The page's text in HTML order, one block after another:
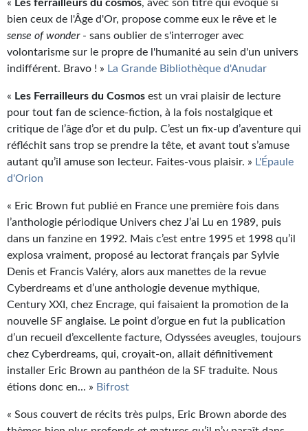
« Les ferrailleurs du cosmos, avec son titre qui évoque si
bien ceux de l'Âge d'Or, propose comme eux le rêve et le
sense of wonder- sans oublier de s'interroger avec
volontarisme sur le propre de l'humanité au sein d'un univers
indifférent. Bravo ! » La Grande Bibliothèque d'Anudar
« Les Ferrailleurs du Cosmos est un vrai plaisir de lecture
pour tout fan de science-fiction, à la fois nostalgique et
critique de l’âge d’or et du pulp. C’est un fix-up d’aventure qui
réfléchit sans trop se prendre la tête, et avant tout s’amuse
autant qu’il amuse son lecteur. Faites-vous plaisir. » L'Épaule
d'Orion
« Eric Brown fut publié en France une première fois dans
l’anthologie périodique Univers chez J’ai Lu en 1989, puis
dans un fanzine en 1992. Mais c’est entre 1995 et 1998 qu’il
explosa vraiment, proposé au lectorat français par Sylvie
Denis et Francis Valéry, alors aux manettes de la revue
Cyberdreams et d’une anthologie devenue mythique,
Century XXI, chez Encrage, qui faisaient la promotion de la
nouvelle SF anglaise. Le point d’orgue en fut la publication
d’un recueil d’excellente facture, Odyssées aveugles, toujours
chez Cyberdreams, qui, croyait-on, allait définitivement
installer Eric Brown au panthéon de la SF traduite. Nous
étions donc en... » Bifrost
« Sous couvert de récits très pulps, Eric Brown aborde des